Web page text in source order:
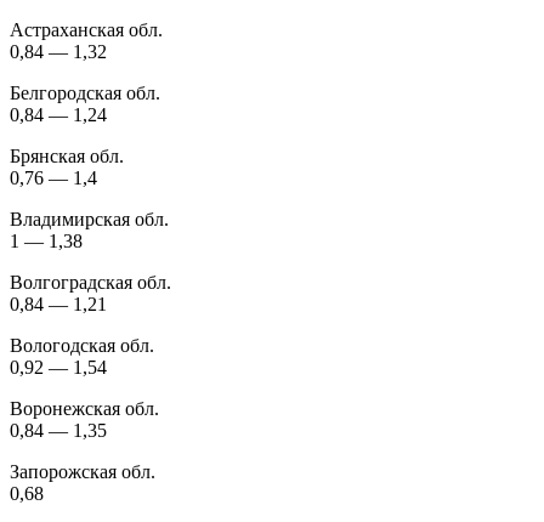
Астраханская обл.
0,84 — 1,32
Белгородская обл.
0,84 — 1,24
Брянская обл.
0,76 — 1,4
Владимирская обл.
1 — 1,38
Волгоградская обл.
0,84 — 1,21
Вологодская обл.
0,92 — 1,54
Воронежская обл.
0,84 — 1,35
Запорожская обл.
0,68